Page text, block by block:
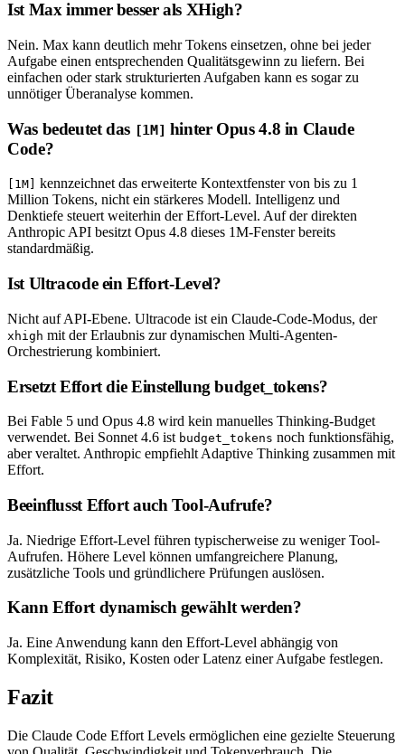
Ist Max immer besser als XHigh?
Nein. Max kann deutlich mehr Tokens einsetzen, ohne bei jeder
Aufgabe einen entsprechenden Qualitätsgewinn zu liefern. Bei
einfachen oder stark strukturierten Aufgaben kann es sogar zu
unnötiger Überanalyse kommen.
Was bedeutet das [1M] hinter Opus 4.8 in Claude
Code?
[1M]
kennzeichnet das erweiterte Kontextfenster von bis zu 1
Million Tokens, nicht ein stärkeres Modell. Intelligenz und
Denktiefe steuert weiterhin der Effort-Level. Auf der direkten
Anthropic API besitzt Opus 4.8 dieses 1M-Fenster bereits
standardmäßig.
Ist Ultracode ein Effort-Level?
Nicht auf API-Ebene. Ultracode ist ein Claude-Code-Modus, der
xhigh mit der Erlaubnis zur dynamischen Multi-Agenten-
Orchestrierung kombiniert.
Ersetzt Effort die Einstellung budget_tokens?
Bei Fable 5 und Opus 4.8 wird kein manuelles Thinking-Budget
verwendet. Bei Sonnet 4.6 ist budget_tokens noch funktionsfähig,
aber veraltet. Anthropic empfiehlt Adaptive Thinking zusammen mit
Effort.
Beeinflusst Effort auch Tool-Aufrufe?
Ja. Niedrige Effort-Level führen typischerweise zu weniger Tool-
Aufrufen. Höhere Level können umfangreichere Planung,
zusätzliche Tools und gründlichere Prüfungen auslösen.
Kann Effort dynamisch gewählt werden?
Ja. Eine Anwendung kann den Effort-Level abhängig von
Komplexität, Risiko, Kosten oder Latenz einer Aufgabe festlegen.
Fazit
Die Claude Code Effort Levels ermöglichen eine gezielte Steuerung